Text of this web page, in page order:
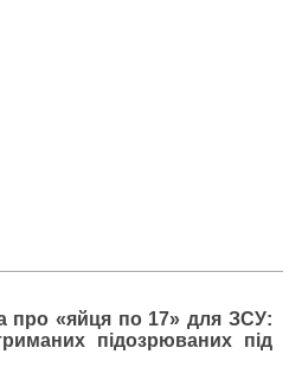
про «яйця по 17» для ЗСУ:
підозрюваних під